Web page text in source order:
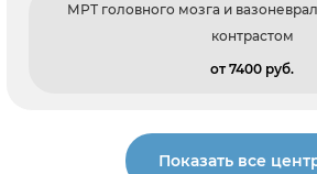
МРТ головного мозга и
контрастом
от 7400 pуб.
Показать все